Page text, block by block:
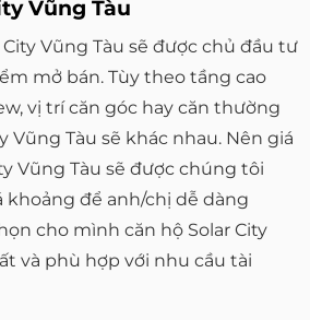
Vũng Tàu
City Vũng Tàu sẽ được chủ đầu tư
mở bán. Tùy theo tầng cao
vị trí căn góc hay căn thường
Vũng Tàu sẽ khác nhau. Nên giá
Vũng Tàu sẽ được chúng tôi
để anh/chị dễ dàng
cho mình căn hộ Solar City
và phù hợp với nhu cầu tài